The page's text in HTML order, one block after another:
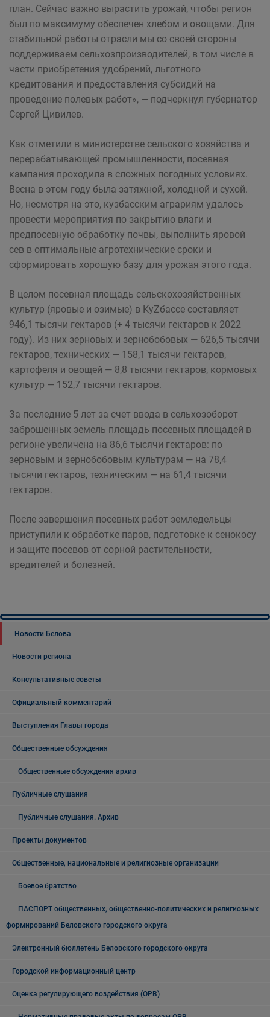
план. Сейчас важно вырастить урожай, чтобы регион
был по максимуму обеспечен хлебом и овощами. Для
стабильной работы отрасли мы со своей стороны
поддерживаем сельхозпроизводителей, в том числе в
части приобретения удобрений, льготного
кредитования и предоставления субсидий на
проведение полевых работ», — подчеркнул губернатор
Сергей Цивилев.
Как отметили в министерстве сельского хозяйства и
перерабатывающей промышленности, посевная
кампания проходила в сложных погодных условиях.
Весна в этом году была затяжной, холодной и сухой.
Но, несмотря на это, кузбасским аграриям удалось
провести мероприятия по закрытию влаги и
предпосевную обработку почвы, выполнить яровой
сев в оптимальные агротехнические сроки и
сформировать хорошую базу для урожая этого года.
В целом посевная площадь сельскохозяйственных
культур (яровые и озимые) в КуZбассе составляет
946,1 тысячи гектаров (+ 4 тысячи гектаров к 2022
году). Из них зерновых и зернобобовых — 626,5 тысячи
гектаров, технических — 158,1 тысячи гектаров,
картофеля и овощей — 8,8 тысячи гектаров, кормовых
культур — 152,7 тысячи гектаров.
За последние 5 лет за счет ввода в сельхозоборот
заброшенных земель площадь посевных площадей в
регионе увеличена на 86,6 тысячи гектаров: по
зерновым и зернобобовым культурам — на 78,4
тысячи гектаров, техническим — на 61,4 тысячи
гектаров.
После завершения посевных работ земледельцы
приступили к обработке паров, подготовке к сенокосу
и защите посевов от сорной растительности,
вредителей и болезней.
Новости Белова
Новости региона
Консультативные советы
Официальный комментарий
Выступления Главы города
Общественные обсуждения
Общественные обсуждения архив
Публичные слушания
Публичные слушания. Архив
Проекты документов
Общественные, национальные и религиозные организации
Боевое братство
ПАСПОРТ общественных, общественно-политических и религиозных
формирований Беловского городского округа
Электронный бюллетень Беловского городского округа
Городской информационный центр
Оценка регулирующего воздействия (ОРВ)